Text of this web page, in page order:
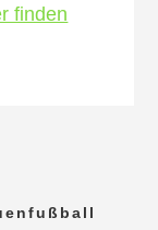
finden